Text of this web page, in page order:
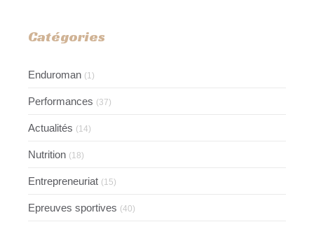
Catégories
Enduroman (1)
Performances (37)
Actualités (14)
Nutrition (18)
Entrepreneuriat (15)
Epreuves sportives (40)